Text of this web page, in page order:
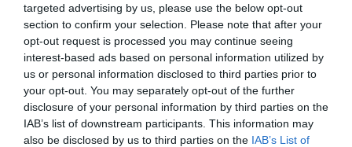
targeted advertising by us, please use the below opt-out
section to confirm your selection. Please note that after your
opt-out request is processed you may continue seeing
interest-based ads based on personal information utilized by
us or personal information disclosed to third parties prior to
your opt-out. You may separately opt-out of the further
disclosure of your personal information by third parties on the
IAB’s list of downstream participants. This information may
also be disclosed by us to third parties on the IAB’s List of
05.08.2026 | 22:02
Αδειάζουν το Κραματόρσκ οι Ουκρανοί:
Έκτακτη εκκένωση στην πόλη μετά την
αιφνιδιαστική προώθηση των Ρώσων (βίντεο)